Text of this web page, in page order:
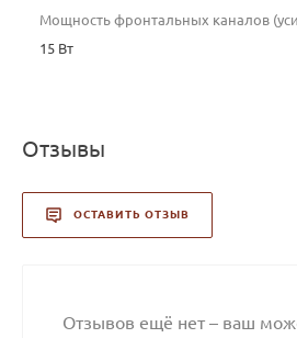
Мощность фронтальных каналов
15 Вт
Отзывы
ОСТАВИТЬ ОТЗЫВ
Отзывов ещё нет – ваш